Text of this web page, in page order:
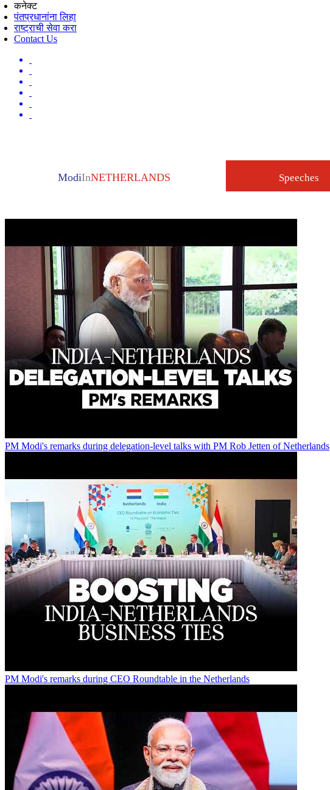
कनेक्ट
पंतप्रधानांना लिहा
राष्ट्राची सेवा करा
Contact Us
ModiInNETHERLANDS Speeches
PM Modi's remarks during delegation-level talks with PM Rob Jetten of Netherlands
PM Modi's remarks during CEO Roundtable in the Netherlands